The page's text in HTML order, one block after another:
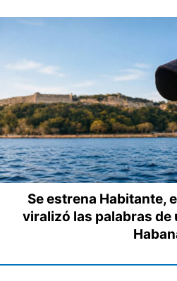
Se estrena Habitante,
viralizó las palabras de